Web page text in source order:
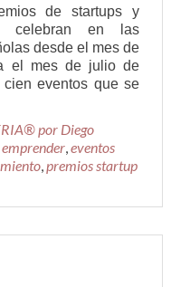
de startups y
celebran en las
desde el mes de
el mes de julio de
eventos que seLeer
por Diego
emprender,eventos
,premios startup